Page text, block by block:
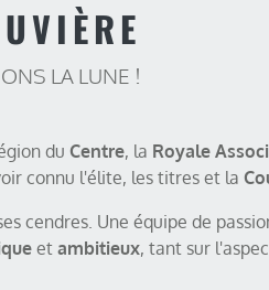
LA LUNE !
duCentre, la Royale
connu l'élite, les titres et la
cendres. Une équipe de
etambitieux, tant sur